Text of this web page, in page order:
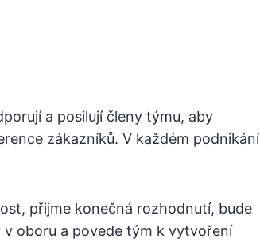
a posilují členy týmu, aby
zákazníků. V každém podnikání
přijme konečná rozhodnutí, bude
oboru a povede tým k vytvoření